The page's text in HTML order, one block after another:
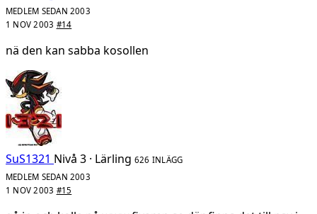
MEDLEM SEDAN 2003
1 NOV 2003 #14
nä den kan sabba kosollen
SuS1321 Nivå 3 · Lärling 626 INLÄGG
MEDLEM SEDAN 2003
1 NOV 2003 #15